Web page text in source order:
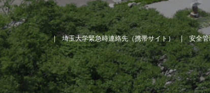
埼玉大学緊急時連絡先（携帯サイト） 安全